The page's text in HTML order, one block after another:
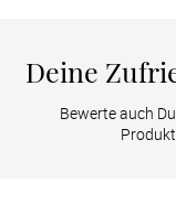
Deine
Bewerte auch